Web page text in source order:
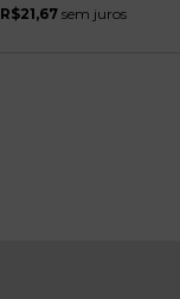
R$21,67sem juros